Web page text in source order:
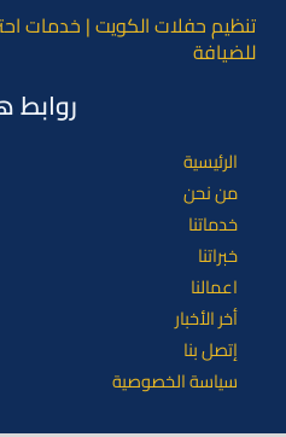
تنظيم حفلات الكويت | خدمات
للضيافة
روابط
الرئيسية
من نحن
خدماتنا
خبراتنا
اعمالنا
أخر الأخبار
إتصل بنا
سياسة الخصوصية